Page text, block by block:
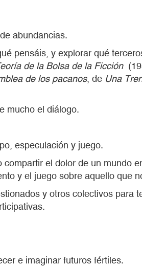
abundancias.
pensáis, y explorar qué
de la Bolsa de la Ficción
de los pacanos, de Una
mucho el diálogo.
especulación y juego.
el dolor de un mundo
y el juego sobre aquello que
y otros colectivos para
e imaginar futuros fértiles.